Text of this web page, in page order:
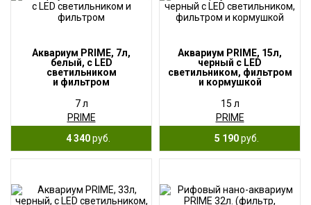
Аквариум PRIME, 7л,
белый, с LED
светильником
и фильтром
7 л
PRIME
4 340руб.
Аквариум PRIME, 15л,
черный с LED
светильником, фильтром
и кормушкой
15 л
PRIME
5 190руб.